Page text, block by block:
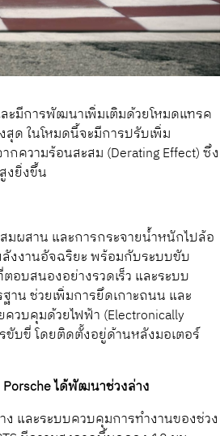
ะมีการพัฒนาเพิ่มเติมด้วยโหมดแทรค
ด ในโหมดนี้จะมีการปรับเพิ่ม
ความร้อนสะสม (Derating Effect) ซึ่ง
งยิ่งขึ้น
มผสาน และการกระจายน้ำหนักไปล้อ
ลังงานอัจฉริยะ พร้อมกับระบบขับ
อบสนองอย่างรวดเร็ว และระบบ
าน ช่วยเพิ่มการยึดเกาะถนน และ
วบคุมด้วยไฟฟ้า (Electronically
รขับขี่ โดยติดตั้งอยู่ด้านหลังมอเตอร์
ได้พัฒนาช่วงล่าง
และระบบควบคุมการทำงานของช่วง